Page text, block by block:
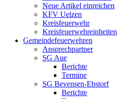
Neue Artikel einreichen
KFV Uelzen
Kreisfeuerwehr
Kreisfeuerwehreinheiten
Gemeindefeuerwehren
Ansprechpartner
SG Aue
Berichte
Termine
SG Bevensen-Ebstorf
Berichte